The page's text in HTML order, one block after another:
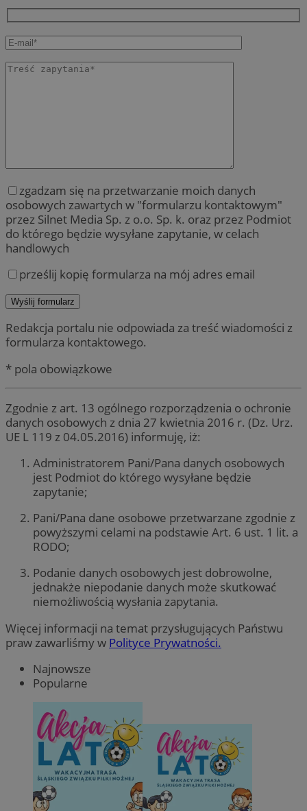
zgadzam się na przetwarzanie moich danych
osobowych zawartych w "formularzu kontaktowym"
przez Silnet Media Sp. z o.o. Sp. k. oraz przez Podmiot
do którego będzie wysyłane zapytanie, w celach
handlowych
prześlij kopię formularza na mój adres email
Redakcja portalu nie odpowiada za treść wiadomości z
formularza kontaktowego.
* pola obowiązkowe
Zgodnie z art. 13 ogólnego rozporządzenia o ochronie
danych osobowych z dnia 27 kwietnia 2016 r. (Dz. Urz.
UE L 119 z 04.05.2016) informuję, iż:
Administratorem Pani/Pana danych osobowych
jest Podmiot do którego wysyłane będzie
zapytanie;
Pani/Pana dane osobowe przetwarzane zgodnie z
powyższymi celami na podstawie Art. 6 ust. 1 lit. a
RODO;
Podanie danych osobowych jest dobrowolne,
jednakże niepodanie danych może skutkować
niemożliwością wysłania zapytania.
Więcej informacji na temat przysługujących Państwu
praw zawarliśmy w Polityce Prywatności.
Najnowsze
Popularne